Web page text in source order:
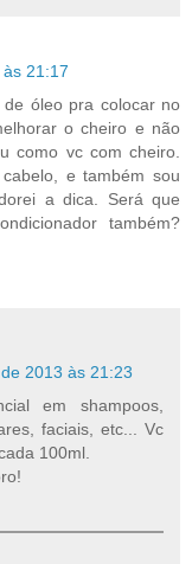
21:17
óleo pra colocar no
o cheiro e não
como vc com cheiro.
e também sou
a dica. Será que
também?
2013 às 21:23
em shampoos,
faciais, etc... Vc
100ml.